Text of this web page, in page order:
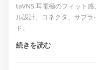
taVNS 耳電極のフィット
ル設計、コネクタ、サプ
ド。
続きを読む